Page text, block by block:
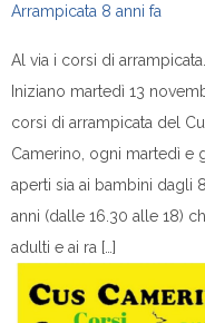
Arrampicata 8 anni fa
Al via i corsi di arrampicata.
Iniziano martedì 13
corsi di arrampicata del
Camerino, ogni martedì e
aperti sia ai bambini dagli
anni (dalle 16.30 alle 18)
adulti e ai ra […]